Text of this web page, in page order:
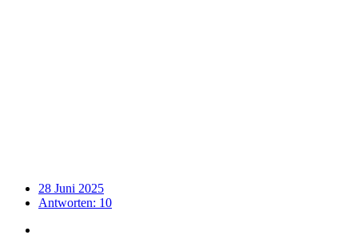
28 Juni 2025
Antworten: 10